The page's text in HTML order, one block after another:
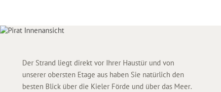
Der Strand liegt direkt vor Ihrer Haustür und von
unserer obersten Etage aus haben Sie natürlich den
besten Blick über die Kieler Förde und über das Meer.